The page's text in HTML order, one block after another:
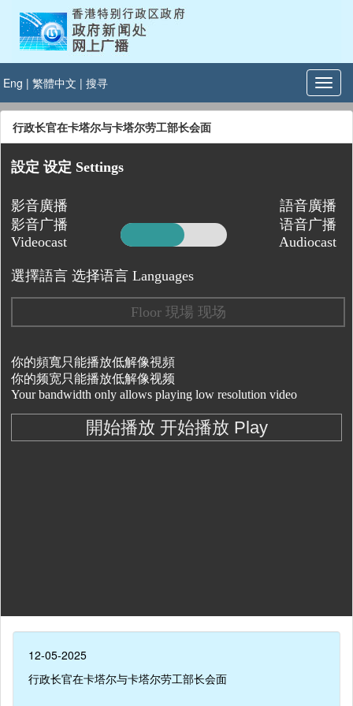
Eng | 繁體中文 | 搜寻
行政长官在卡塔尔与卡塔尔劳工部长会面
12-05-2025
行政长官在卡塔尔与卡塔尔劳工部长会面